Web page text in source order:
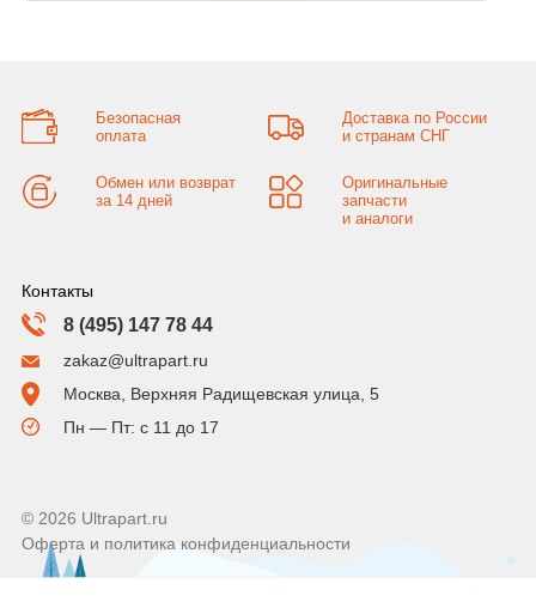
Безопасная
оплата
Доставка по России
и странам СНГ
Обмен или возврат
за 14 дней
Оригинальные
запчасти
и аналоги
Контакты
8 (495) 147 78 44
zakaz@ultrapart.ru
Москва, Верхняя Радищевская улица, 5
Пн — Пт: с 11 до 17
© 2026 Ultrapart.ru
Оферта и политика конфиденциальности